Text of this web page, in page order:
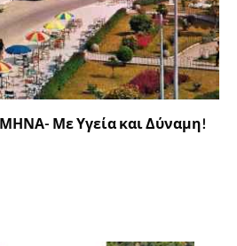
Με Υγεία και Δύναμη!